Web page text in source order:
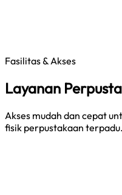
Fasilitas & Akses
Layanan
Akses mudah dan cepat
fisik perpustakaan terpadu.